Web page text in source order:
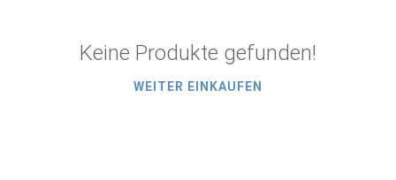
Keine Produkte gefunden!
WEITER EINKAUFEN